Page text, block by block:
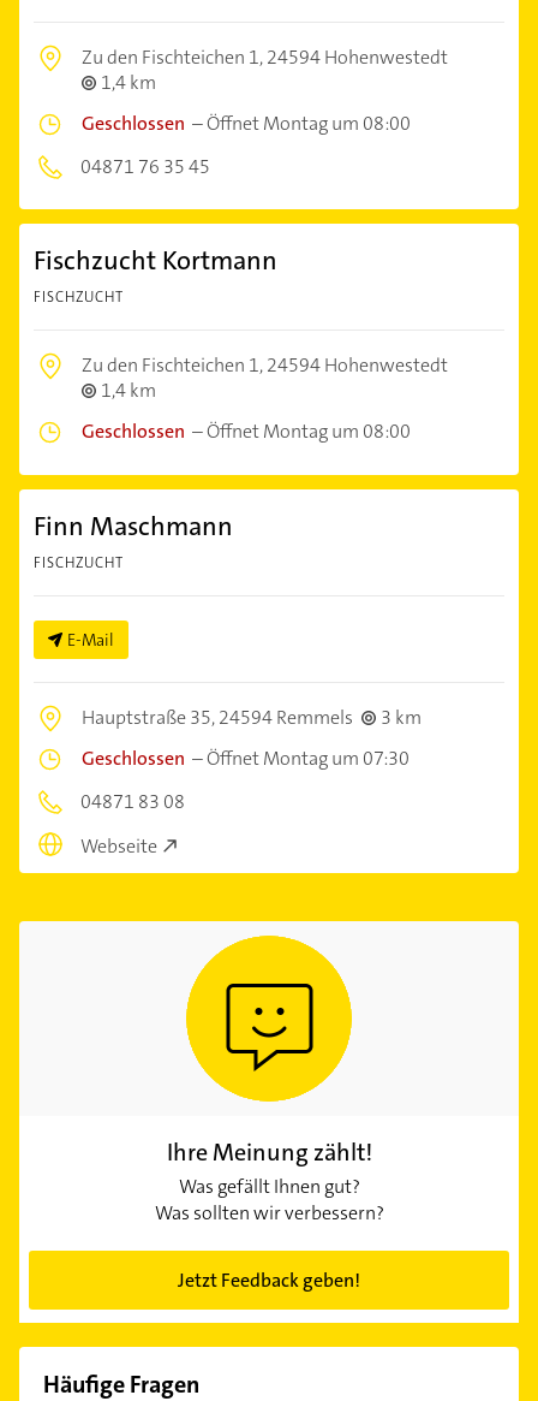
Zu den Fischteichen 1,24594 Hohenwestedt
1,4 km
Geschlossen –Öffnet Montag um 08:00
04871 76 35 45
Fischzucht Kortmann
FISCHZUCHT
Zu den Fischteichen 1,24594 Hohenwestedt
1,4 km
Geschlossen –Öffnet Montag um 08:00
Finn Maschmann
FISCHZUCHT
E-Mail
Hauptstraße 35,24594 Remmels
3 km
Geschlossen –Öffnet Montag um 07:30
04871 83 08
Webseite
Ihre Meinung zählt!
Was gefällt Ihnen gut?
Was sollten wir verbessern?
Jetzt Feedback geben!
Häufige Fragen